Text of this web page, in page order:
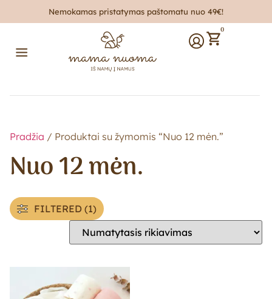
Nemokamas pristatymas paštomatu nuo 49€!
0
Pradžia / Produktai su žymomis “Nuo 12 mėn.”
Nuo 12 mėn.
FILTERED (1)